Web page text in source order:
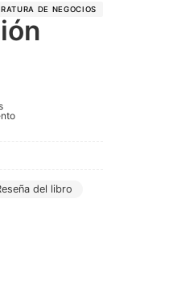
DE NEGOCIOS
del libro